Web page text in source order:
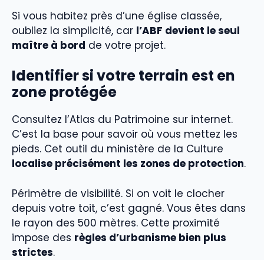
Si vous habitez près d’une église classée,
oubliez la simplicité, car l’ABF devient le seul
maître à bord de votre projet.
Identifier si votre terrain est en
zone protégée
Consultez l’Atlas du Patrimoine sur internet.
C’est la base pour savoir où vous mettez les
pieds. Cet outil du ministère de la Culture
localise précisément les zones de protection.
Périmètre de visibilité. Si on voit le clocher
depuis votre toit, c’est gagné. Vous êtes dans
le rayon des 500 mètres. Cette proximité
impose des règles d’urbanisme bien plus
strictes.